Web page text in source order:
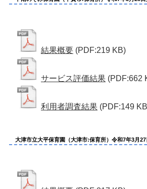
結果概要 (PDF:219 KB)
サービス評価結果 (PDF:662
利用者調査結果 (PDF:149
大津市立大平保育園（大津市:保育所）令和7年3月27